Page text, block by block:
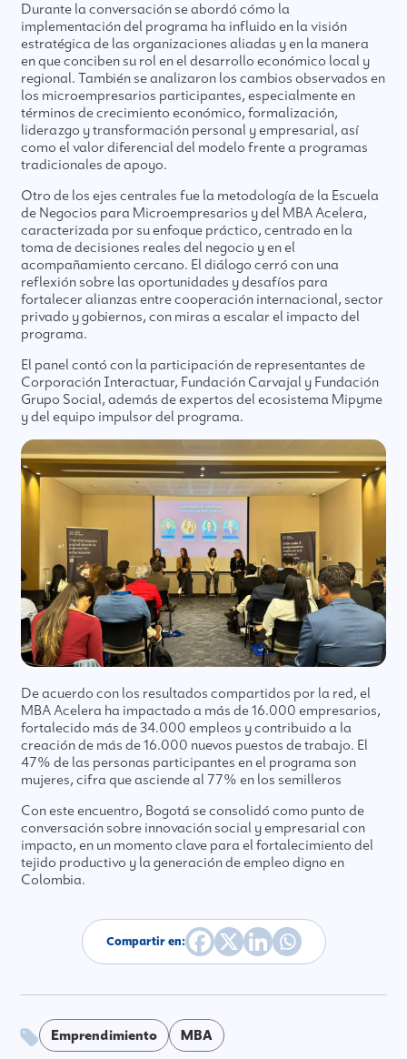
Durante la conversación se abordó cómo la
implementación del programa ha influido en la visión
estratégica de las organizaciones aliadas y en la manera
en que conciben su rol en el desarrollo económico local y
regional. También se analizaron los cambios observados en
los microempresarios participantes, especialmente en
términos de crecimiento económico, formalización,
liderazgo y transformación personal y empresarial, así
como el valor diferencial del modelo frente a programas
tradicionales de apoyo.
Otro de los ejes centrales fue la metodología de la Escuela
de Negocios para Microempresarios y del MBA Acelera,
caracterizada por su enfoque práctico, centrado en la
toma de decisiones reales del negocio y en el
acompañamiento cercano. El diálogo cerró con una
reflexión sobre las oportunidades y desafíos para
fortalecer alianzas entre cooperación internacional, sector
privado y gobiernos, con miras a escalar el impacto del
programa.
El panel contó con la participación de representantes de
Corporación Interactuar, Fundación Carvajal y Fundación
Grupo Social, además de expertos del ecosistema Mipyme
y del equipo impulsor del programa.
De acuerdo con los resultados compartidos por la red, el
MBA Acelera ha impactado a más de 16.000 empresarios,
fortalecido más de 34.000 empleos y contribuido a la
creación de más de 16.000 nuevos puestos de trabajo. El
47% de las personas participantes en el programa son
mujeres, cifra que asciende al 77% en los semilleros
Con este encuentro, Bogotá se consolidó como punto de
conversación sobre innovación social y empresarial con
impacto, en un momento clave para el fortalecimiento del
tejido productivo y la generación de empleo digno en
Colombia.
Compartir en:
Emprendimiento MBA